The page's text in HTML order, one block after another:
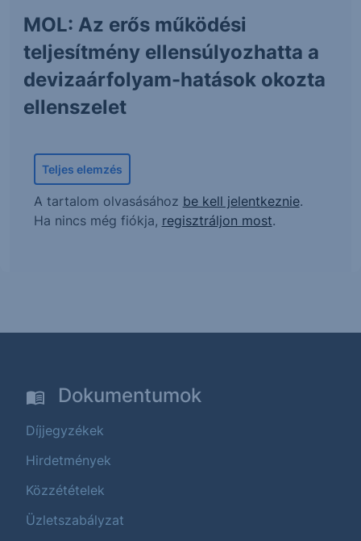
MOL: Az erős működési
teljesítmény ellensúlyozhatta a
devizaárfolyam-hatások okozta
ellenszelet
Teljes elemzés
A tartalom olvasásához be kell jelentkeznie.
Ha nincs még fiókja, regisztráljon most.
Dokumentumok
Díjjegyzékek
Hirdetmények
Közzétételek
Üzletszabályzat